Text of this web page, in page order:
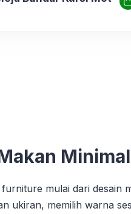
mulai dari desain
ukiran, memilih warna